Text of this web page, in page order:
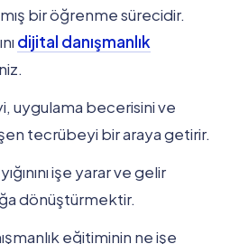
bir öğrenme sürecidir.
dijital danışmanlık
uygulama becerisini ve
tecrübeyi bir araya getirir.
işe yarar ve gelir
dönüştürmektir.
eğitiminin ne işe